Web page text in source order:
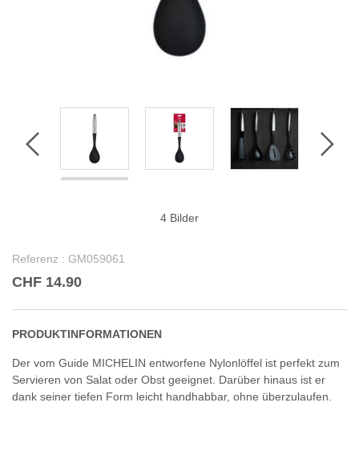
4 Bilder
Referenz : GM059061
CHF 14.90
PRODUKTINFORMATIONEN
Der vom Guide MICHELIN entworfene Nylonlöffel ist perfekt zum
Servieren von Salat oder Obst geeignet. Darüber hinaus ist er
dank seiner tiefen Form leicht handhabbar, ohne überzulaufen.